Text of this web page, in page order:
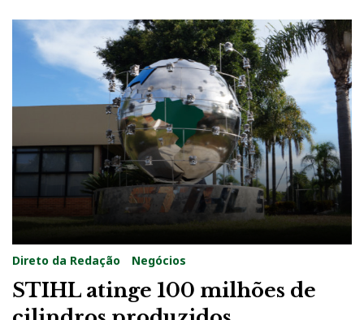
Direto da Redação Negócios
STIHL atinge 100 milhões de